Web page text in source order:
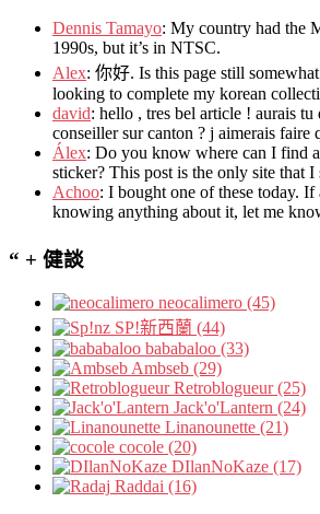
Dennis Tamayo: My country had the
1990s, but it’s in NTSC.
Alex: 你好. Is this page still
looking to complete my korean
david: hello , tres bel article ! aurais tu
conseiller sur canton ? j aimerais faire
Álex: Do you know where can I find a
sticker? This post is the only site that I
Achoo: I bought one of these today. If
knowing anything about it, let me
“ + 健談
neocalimero (45)
SP!新西蘭 (44)
bababaloo (33)
Ambseb (29)
Retroblogueur (25)
Jack'o'Lantern (24)
Linanounette (21)
cocole (20)
DIlanNoKaze (17)
Raddai (16)